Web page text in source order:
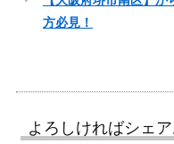
方必見！
よろしければシェ